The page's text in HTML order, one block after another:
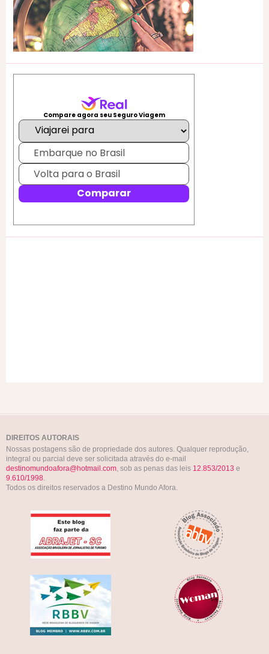
DIREITOS AUTORAIS
Nossas postagens são de propriedade dos autores. Qualquer reprodução,
integral ou parcial deve ser solicitada através do e-mail
destinomundoafora@hotmail.com, sob as penas das leis 12.853/2013 e
9.610/1998.
Todos os direitos reservados a Destino Mundo Afora.